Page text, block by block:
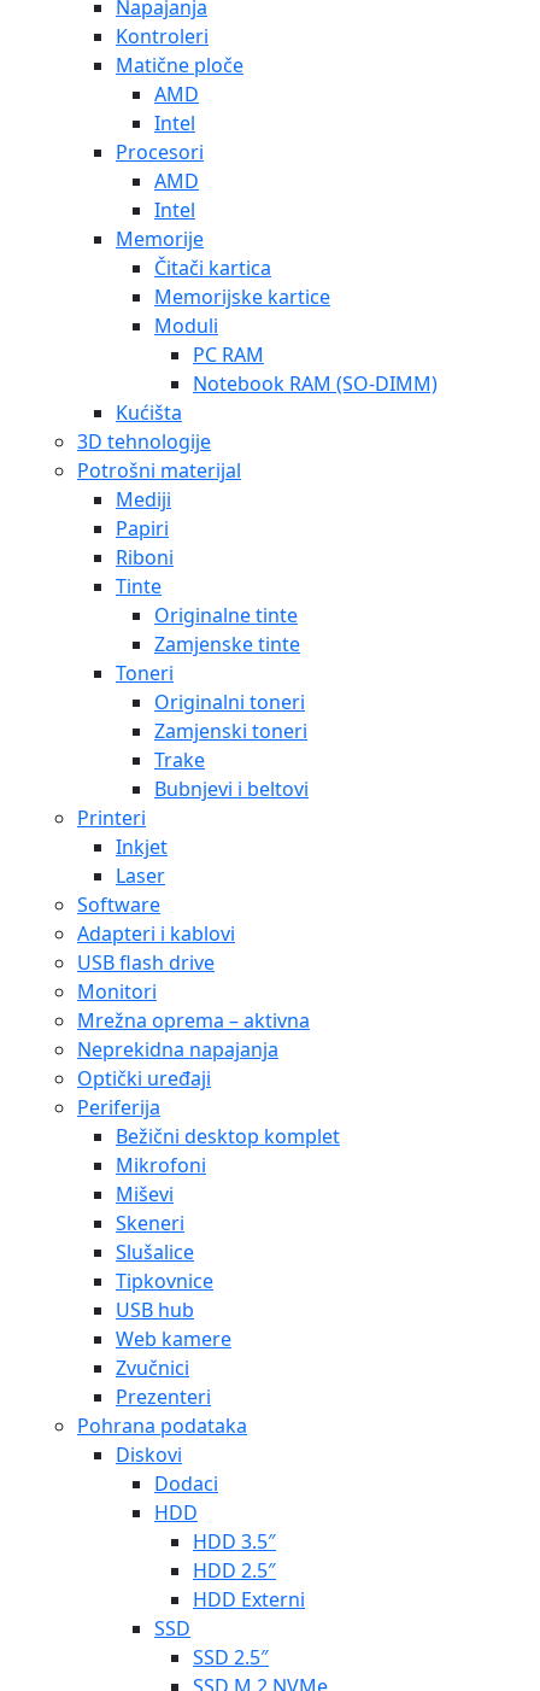
Napajanja
Kontroleri
Matične ploče
AMD
Intel
Procesori
AMD
Intel
Memorije
Čitači kartica
Memorijske kartice
Moduli
PC RAM
Notebook RAM (SO-DIMM)
Kućišta
3D tehnologije
Potrošni materijal
Mediji
Papiri
Riboni
Tinte
Originalne tinte
Zamjenske tinte
Toneri
Originalni toneri
Zamjenski toneri
Trake
Bubnjevi i beltovi
Printeri
Inkjet
Laser
Software
Adapteri i kablovi
USB flash drive
Monitori
Mrežna oprema – aktivna
Neprekidna napajanja
Optički uređaji
Periferija
Bežični desktop komplet
Mikrofoni
Miševi
Skeneri
Slušalice
Tipkovnice
USB hub
Web kamere
Zvučnici
Prezenteri
Pohrana podataka
Diskovi
Dodaci
HDD
HDD 3.5″
HDD 2.5″
HDD Externi
SSD
SSD 2.5″